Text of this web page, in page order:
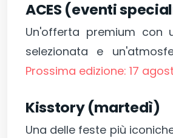
ACES (eventi
Un'offerta premium con
selezionata e
Prossima edizione: 17
Kisstory (martedì)
Una delle feste più